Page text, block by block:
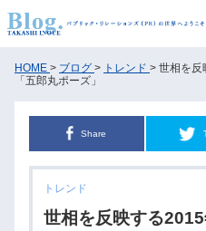
ブログ
パブリック・リレーションズとは
アカデミック活動
HOME > ブログ > トレンド > 世相を反
「五郎丸ポーズ」
Share
トレンド
世相を反映する